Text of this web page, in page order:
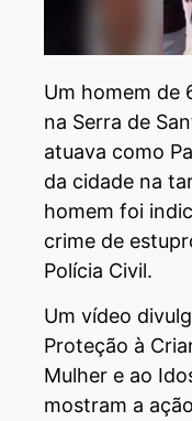
Um homem de
na Serra de
atuava como
da cidade na
homem foi
crime de
Polícia Civil.
Um vídeo
Proteção à
Mulher e ao
mostram a